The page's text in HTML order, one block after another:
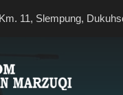
11, Slempung,